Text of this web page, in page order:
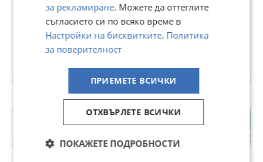
В Bazar.BG от 09 септември 2024г.
Последно активен вчера в 21:25 ч.
за рекламиране. Можете да оттеглите
съгласието си по всяко време в
Настройки на бисквитките. Политика
за поверителност
ПРИЕМЕТЕ ВСИЧКИ
ОТХВЪРЛЕТЕ ВСИЧКИ
ПОКАЖЕТЕ ПОДРОБНОСТИ